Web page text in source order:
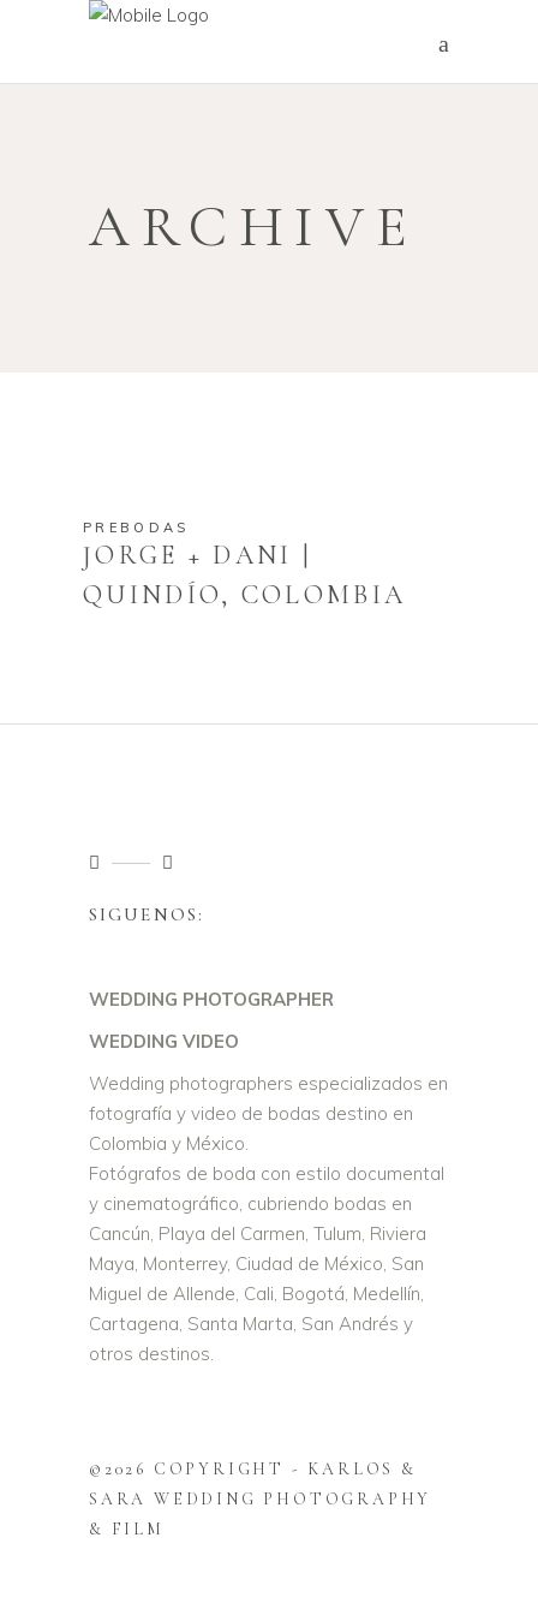
ARCHIVE
PREBODAS
JORGE + DANI |
QUINDÍO, COLOMBIA
SIGUENOS:
WEDDING PHOTOGRAPHER
WEDDING VIDEO
Wedding photographers especializados en
fotografía y video de bodas destino en
Colombia y México.
Fotógrafos de boda con estilo documental
y cinematográfico, cubriendo bodas en
Cancún, Playa del Carmen, Tulum, Riviera
Maya, Monterrey, Ciudad de México, San
Miguel de Allende, Cali, Bogotá, Medellín,
Cartagena, Santa Marta, San Andrés y
otros destinos.
©2026 COPYRIGHT - KARLOS &
SARA WEDDING PHOTOGRAPHY
& FILM